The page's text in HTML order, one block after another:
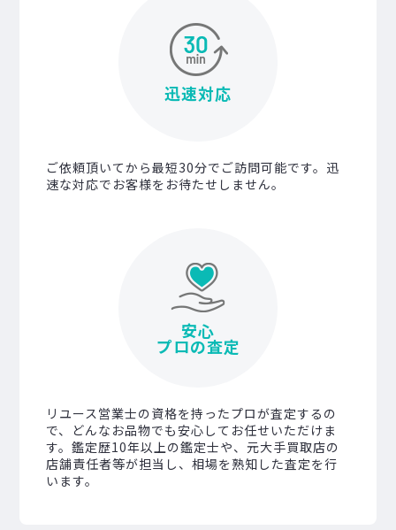
迅速対応
ご依頼頂いてから最短30分でご訪問可能です。迅
速な対応でお客様をお待たせしません。
安心
プロの査定
リユース営業士の資格を持ったプロが査定するの
で、どんなお品物でも安心してお任せいただけま
す。鑑定歴10年以上の鑑定士や、元大手買取店の
店舗責任者等が担当し、相場を熟知した査定を行
います。